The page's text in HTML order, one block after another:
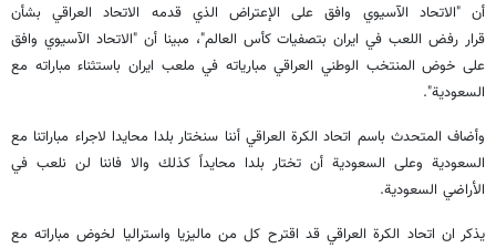
أن "الاتحاد الآسيوي وافق على الإعتراض الذي قدمه الاتحاد العراقي بشأن
قرار رفض اللعب في ايران بتصفيات كأس العالم"، مبينا أن "الاتحاد الآسيوي وافق
على خوض المنتخب الوطني العراقي مبارياته في ملعب ايران باستثناء مباراته مع
السعودية".
وأضاف المتحدث باسم اتحاد الكرة العراقي أننا سنختار بلدا محايدا لاجراء مباراتنا مع
السعودية وعلى السعودية أن تختار بلدا محايداً كذلك والا فاننا لن نلعب في
الأراضي السعودية.
يذكر ان اتحاد الكرة العراقي قد اقترح كل من ماليزيا واستراليا لخوض مباراته مع